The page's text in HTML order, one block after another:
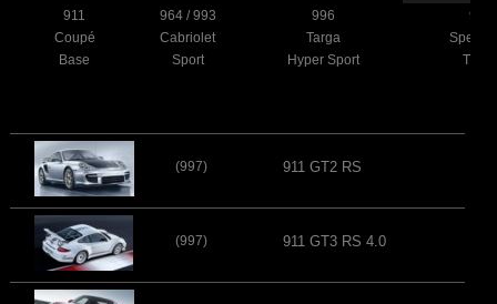
911 964 /993 996
997
Coupé
Cabriolet Targa
Base
Sport Hyper Sport
(997) 911 GT2 RS
(997) 911 GT3 RS 4.0